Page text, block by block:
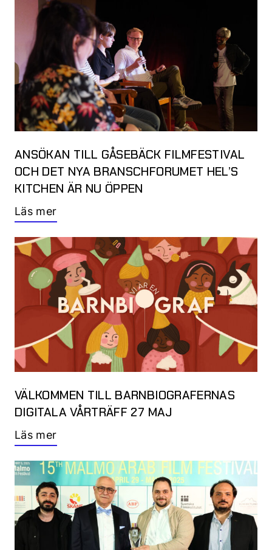
ANSÖKAN TILL GÅSEBÄCK FILMFESTIVAL
OCH DET NYA BRANSCHFORUMET HEL’S
KITCHEN ÄR NU ÖPPEN
Läs mer
VÄLKOMMEN TILL BARNBIOGRAFERNAS
DIGITALA VÅRTRÄFF 27 MAJ
Läs mer